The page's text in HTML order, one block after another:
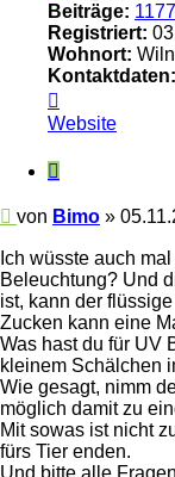
Beiträge: 1177
Registriert:
Wohnort:
Kontaktdaten:
von
Bimo
Website
Zitieren
Beitrag
von Bimo »
Ich wüsste auch
Beleuchtung? Und
ist, kann der
Zucken kann eine
Was hast du für UV
kleinem Schälchen
Wie gesagt, nimm
möglich damit zu
Mit sowas ist nicht
fürs Tier enden.
Und bitte alle